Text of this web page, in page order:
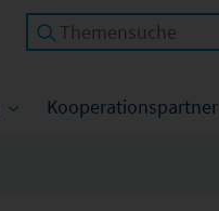
Kooperationspartner